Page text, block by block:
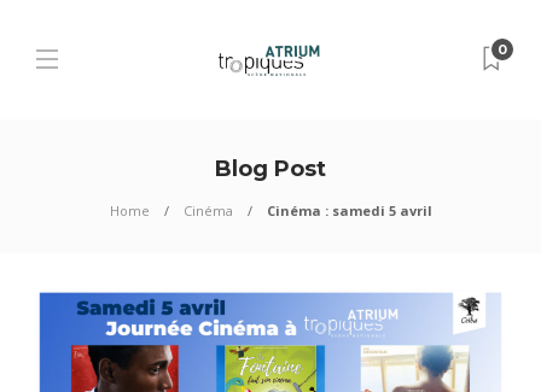
0
Blog Post
Home Cinéma Cinéma : samedi 5 avril